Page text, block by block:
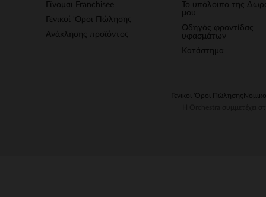
Γίνομαι Franchisee
Γενικοί 'Οροι Πώλησης
Ανάκλησης προϊόντος
Το υπόλοιπο της
μου
Οδηγός φροντίδας
υφασμάτων
Κατάστημα
Γενικοί 'Οροι Πώλησης